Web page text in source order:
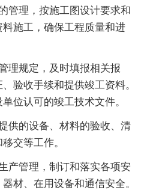
管理，按施工图设计要求和
施工，确保工程质量和进
理规定，及时填报相关报
验收手续和提供竣工资料。
位认可的竣工技术文件。
供的设备、材料的验收、清
交等工作。
产管理，制订和落实各项安
材、在用设备和通信安全。